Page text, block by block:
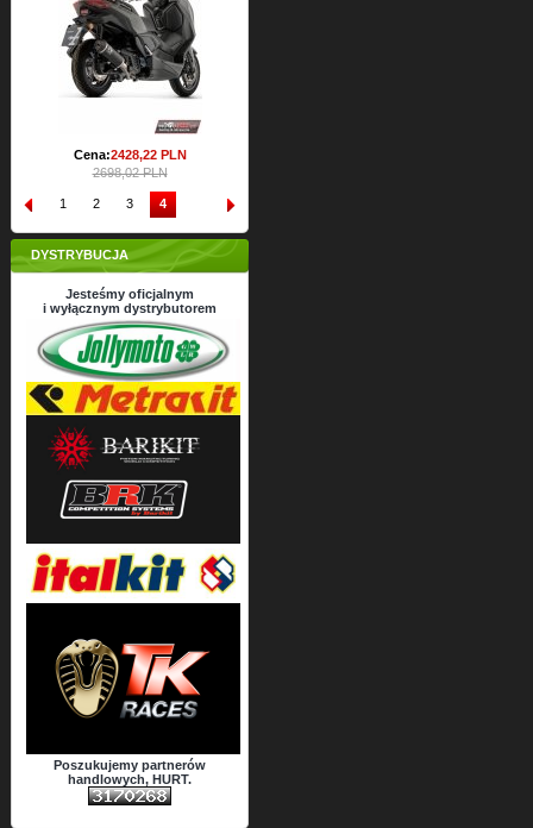
Cena:2428,22PLN
2698,02 PLN
1 2 3 4
DYSTRYBUCJA
Jesteśmy oficjalnym
i wyłącznym dystrybutorem
Poszukujemy partnerów
handlowych, HURT.